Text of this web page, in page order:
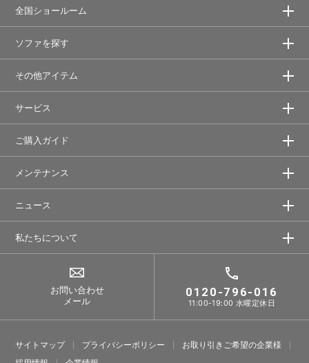
全国ショールーム
ソファを探す
その他アイテム
サービス
ご購入ガイド
メンテナンス
ニュース
私たちについて
お問い合わせ
メール
0120-796-016
11:00-19:00 水曜定休日
サイトマップ プライバシーポリシー
お取り引きご希望の企業様